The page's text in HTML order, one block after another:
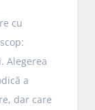
cu
Alegerea
a
dar care